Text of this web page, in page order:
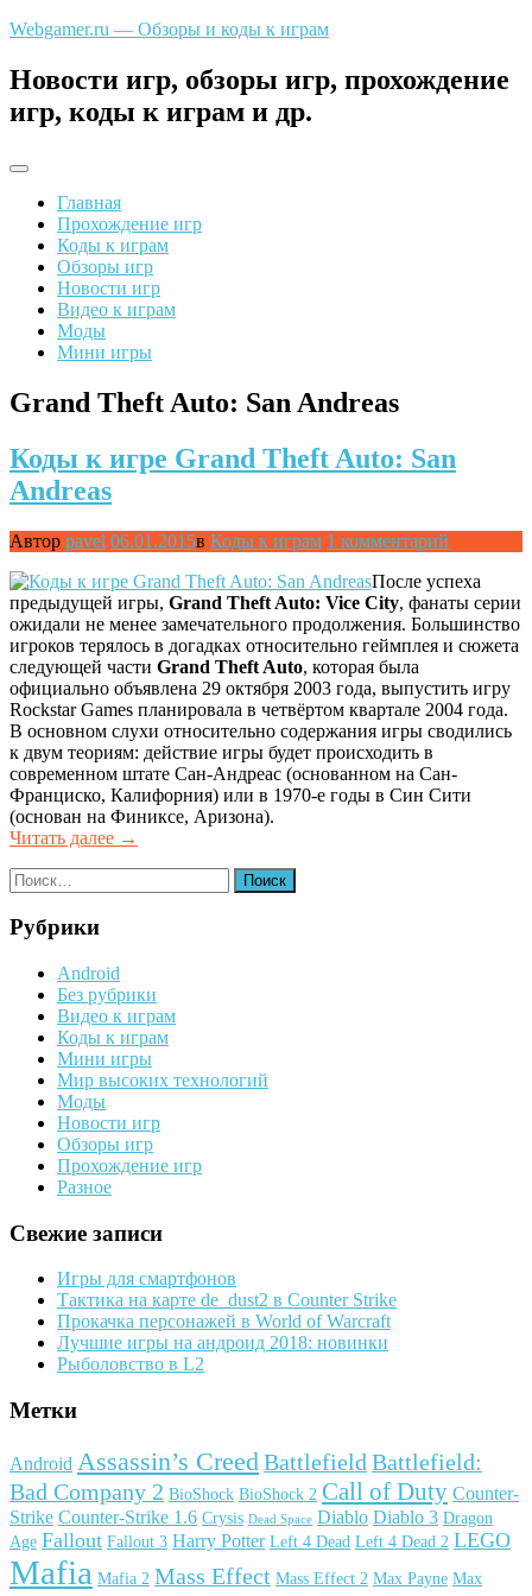
Перейти
содержимому
Webgamer.ru — Обзоры и коды к играм
Новости игр, обзоры игр, прохождение
игр, коды к играм и др.
Главная
Прохождение игр
Коды к играм
Обзоры игр
Новости игр
Видео к играм
Моды
Мини игры
Grand Theft Auto: San Andreas
Коды к игре Grand Theft Auto: San
Andreas
Автор pavel 06.01.2015в Коды к играм 1 комментарий
После успеха
предыдущей игры, Grand Theft Auto: Vice City, фанаты серии
ожидали не менее замечательного продолжения. Большинство
игроков терялось в догадках относительно геймплея и сюжета
следующей части Grand Theft Auto, которая была
официально объявлена 29 октября 2003 года, выпустить игру
Rockstar Games планировала в четвёртом квартале 2004 года.
В основном слухи относительно содержания игры сводились
к двум теориям: действие игры будет происходить в
современном штате Сан-Андреас (основанном на Сан-
Франциско, Калифорния) или в 1970-е годы в Син Сити
(основан на Финиксе, Аризона).
Читать далее «Коды
Andreas»
→
Найти:
Рубрики
Android
Без рубрики
Видео к играм
Коды к играм
Мини игры
Мир высоких технологий
Моды
Новости игр
Обзоры игр
Прохождение игр
Разное
Свежие записи
Игры для смартфонов
Тактика на карте de_dust2 в Counter Strike
Прокачка персонажей в World of Warcraft
Лучшие игры на андроид 2018: новинки
Рыболовство в L2
Метки
Android Assassin’s Creed Battlefield Battlefield:
Bad Company 2 BioShock BioShock 2 Call of Duty Counter-
Strike Counter-Strike 1.6 Crysis Dead Space Diablo Diablo 3 Dragon
Age Fallout Fallout 3 Harry Potter Left 4 Dead Left 4 Dead 2 LEGO
Mafia Mafia 2 Mass Effect Mass Effect 2 Max Payne Max